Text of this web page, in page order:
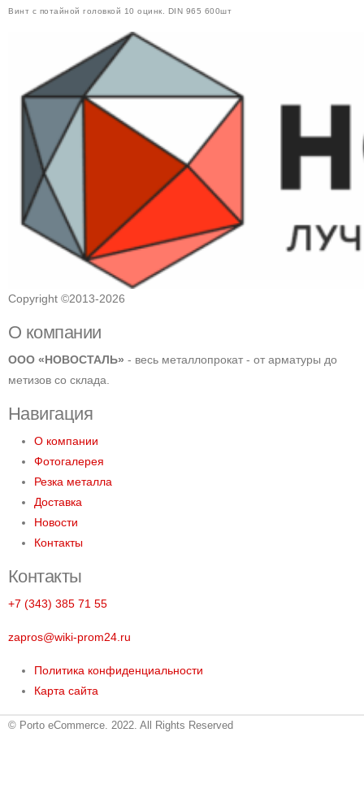
Винт с потайной головкой 10 оцинк. DIN 965 600шт
Copyright ©2013-2026
О компании
ООО «НОВОСТАЛЬ» - весь металлопрокат - от арматуры до
метизов со склада.
Навигация
О компании
Фотогалерея
Резка металла
Доставка
Новости
Контакты
Контакты
+7 (343) 385 71 55
zapros@wiki-prom24.ru
Политика конфиденциальности
Карта сайта
© Porto eCommerce. 2022. All Rights Reserved